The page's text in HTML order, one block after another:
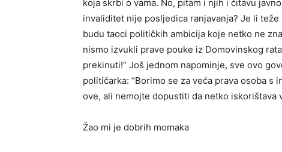
koja skrbi o vama. No, pitam i njih i čitavu
invaliditet nije posljedica ranjavanja? Je li
budu taoci političkih ambicija koje netko ne
nismo izvukli prave pouke iz Domovinskog
prekinuti!” Još jednom napominje, sve ovo
političarka: “Borimo se za veća prava osoba
ove, ali nemojte dopustiti da netko iskorištava
Žao mi je dobrih momaka